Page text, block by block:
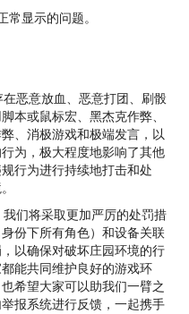
常显示的问题。
恶意放血、恶意打团、刷骰
本或鼠标宏、黑杰克作弊、
、消极游戏和极端发言，以
为，极大程度地影响了其他
行为进行持续地打击和处
们将采取更加严厉的处罚措
份下所有角色）和设备关联
以确保对破坏庄园环境的行
能共同维护良好的游戏环
希望大家可以助我们一臂之
报系统进行反馈，一起携手